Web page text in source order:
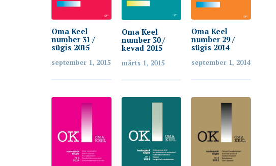
Oma Keel
number 31 /
sügis 2015
september 1, 2015
Oma Keel
number 30 /
kevad 2015
märts 1, 2015
Oma Keel
number 29 /
sügis 2014
september 1, 2014